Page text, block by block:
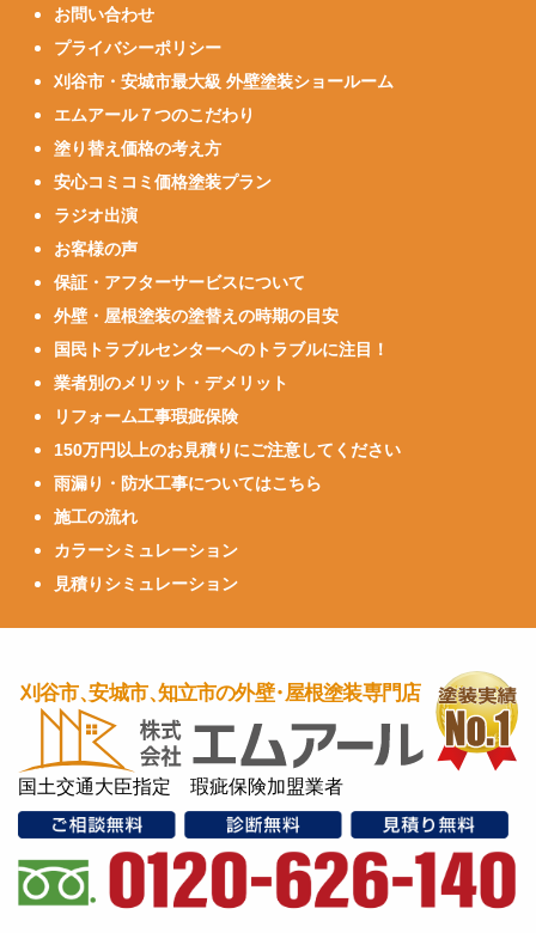
お問い合わせ
プライバシーポリシー
刈谷市・安城市最大級 外壁塗装ショールーム
エムアール７つのこだわり
塗り替え価格の考え方
安心コミコミ価格塗装プラン
ラジオ出演
お客様の声
保証・アフターサービスについて
外壁・屋根塗装の塗替えの時期の目安
国民トラブルセンターへのトラブルに注目！
業者別のメリット・デメリット
リフォーム工事瑕疵保険
150万円以上のお見積りにご注意してください
雨漏り・防水工事についてはこちら
施工の流れ
カラーシミュレーション
見積りシミュレーション
国土交通大臣指定 瑕疵保険加盟業者